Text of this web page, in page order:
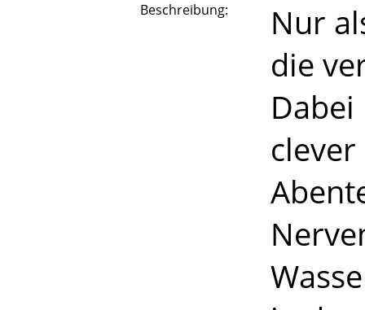
Beschreibung:
Nur
die